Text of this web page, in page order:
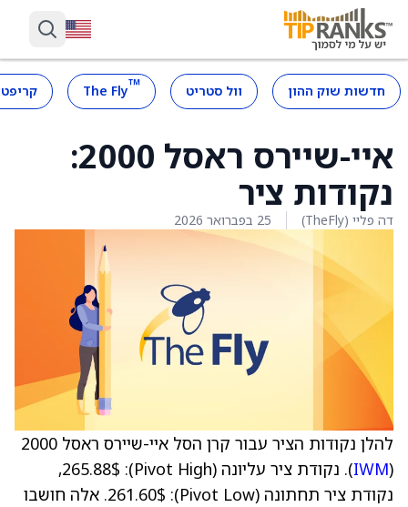
חדשות שוק ההון וול סטריט ™
The Fly
איי-שיירס ראסל 2000:
נקודות ציר
דה פליי (TheFly) 25 בפברואר 2026
להלן נקודות הציר עבור קרן הסל איי-שיירס ראסל 2000
(
IWM
). נקודת ציר עליונה (Pivot High): 265.88$,
נקודת ציר תחתונה (Pivot Low): 261.60$. אלה חושבו